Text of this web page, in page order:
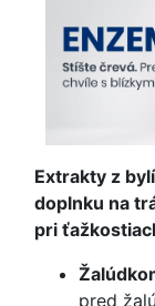
Extrakty z
doplnku na
pri
pred